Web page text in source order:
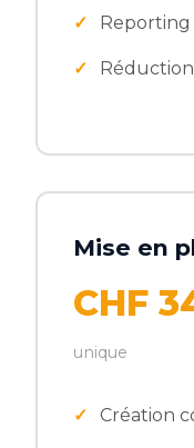
Mise en
CHF
unique
Création